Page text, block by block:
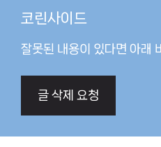
코린사이드
잘못된 내용이 있다면 아래
글 삭제 요청